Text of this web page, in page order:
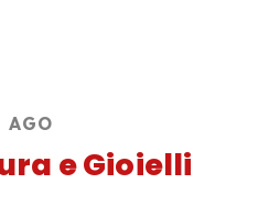
AGO
e Gioielli